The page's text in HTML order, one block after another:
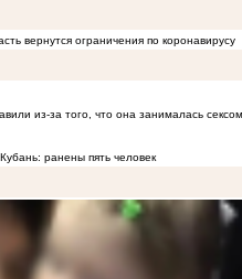
вернутся ограничения по коронавирусу
из-за того, что она занималась
ранены пять человек